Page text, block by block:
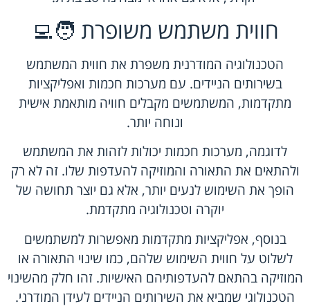
חווית משתמש משופרת 🧑‍💻
הטכנולוגיה המודרנית משפרת את חווית המשתמש
בשירותים הניידים. עם מערכות חכמות ואפליקציות
מתקדמות, המשתמשים מקבלים חוויה מותאמת אישית
ונוחה יותר.
לדוגמה, מערכות חכמות יכולות לזהות את המשתמש
ולהתאים את התאורה והמוזיקה להעדפות שלו. זה לא רק
הופך את השימוש לנעים יותר, אלא גם יוצר תחושה של
יוקרה וטכנולוגיה מתקדמת.
בנוסף, אפליקציות מתקדמות מאפשרות למשתמשים
לשלוט על חווית השימוש שלהם, כמו שינוי התאורה או
המוזיקה בהתאם להעדפותיהם האישיות. זהו חלק מהשינוי
הטכנולוגי שמביא את השירותים הניידים לעידן המודרני.